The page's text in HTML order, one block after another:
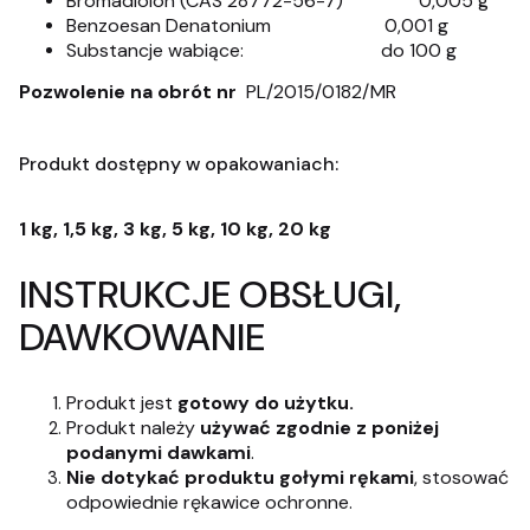
Benzoesan Denatonium 0,001 g
Substancje wabiące: do 100 g
Pozwolenie na obrót nr PL/2015/0182/MR
Produkt dostępny w opakowaniach:
1 kg, 1,5 kg, 3 kg, 5 kg, 10 kg, 20 kg
INSTRUKCJE OBSŁUGI,
DAWKOWANIE
Produkt jest gotowy do użytku.
Produkt należy używać zgodnie z poniżej
podanymi dawkami.
Nie dotykać produktu gołymi rękami, stosować
odpowiednie rękawice ochronne.